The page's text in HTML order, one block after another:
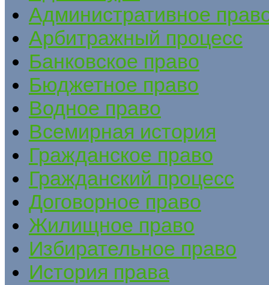
Административное
Арбитражный процесс
Банковское право
Бюджетное право
Водное право
Всемирная история
Гражданское право
Гражданский процесс
Договорное право
Жилищное право
Избирательное право
История права